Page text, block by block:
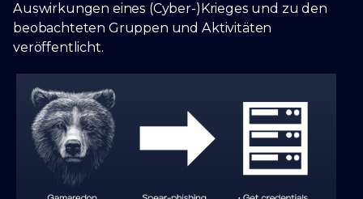
Auswirkungen eines (Cyber-)Krieges und zu den
beobachteten Gruppen und Aktivitäten
veröffentlicht.